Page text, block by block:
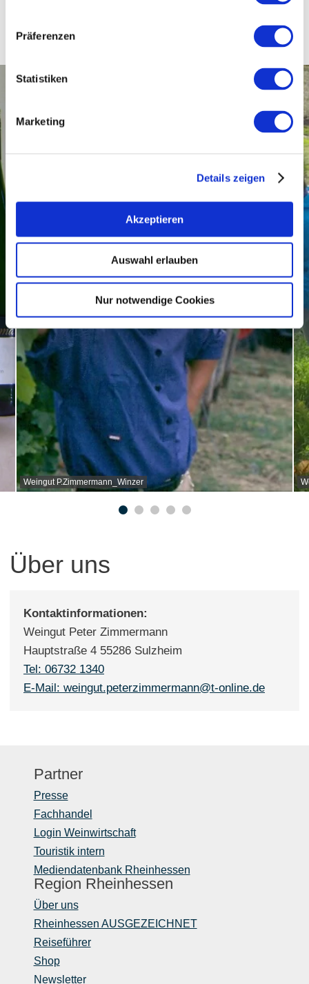
Präferenzen
Statistiken
Marketing
Details zeigen
Akzeptieren
Auswahl erlauben
Nur notwendige Cookies
Peter Zimmermann
Weingut P.Zimmermann_Winzer
Über uns
Kontaktinformationen:
Weingut Peter Zimmermann
Hauptstraße 4 55286 Sulzheim
Tel: 06732 1340
E-Mail: weingut.peterzimmermann@t-online.de
Partner
Presse
Fachhandel
Login Weinwirtschaft
Touristik intern
Mediendatenbank Rheinhessen
Region Rheinhessen
Über uns
Rheinhessen AUSGEZEICHNET
Reiseführer
Shop
Newsletter